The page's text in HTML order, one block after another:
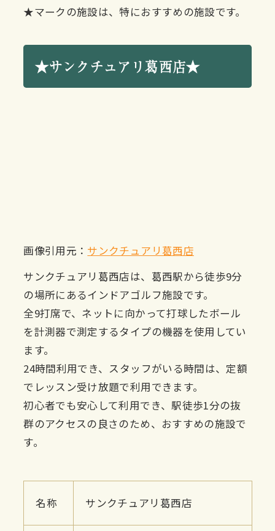
★マークの施設は、特におすすめの施設です。
★サンクチュアリ葛西店★
画像引用元： サンクチュアリ葛西店
サンクチュアリ葛西店は、葛西駅から徒歩9分
の場所にあるインドアゴルフ施設です。
全9打席で、ネットに向かって打球したボール
を計測器で測定するタイプの機器を使用してい
ます。
24時間利用でき、スタッフがいる時間は、定額
でレッスン受け放題で利用できます。
初心者でも安心して利用でき、駅徒歩1分の抜
群のアクセスの良さのため、おすすめの施設で
す。
名称 サンクチュアリ葛西店